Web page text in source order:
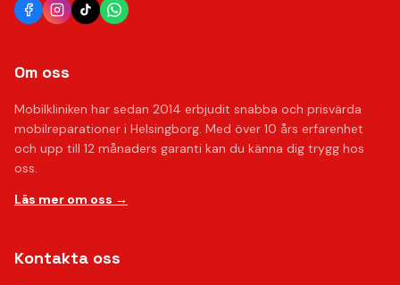
Om oss
Mobilkliniken har sedan 2014 erbjudit snabba och prisvärda
mobilreparationer i Helsingborg. Med över 10 års erfarenhet
och upp till 12 månaders garanti kan du känna dig trygg hos
oss.
Läs mer om oss →
Kontakta oss